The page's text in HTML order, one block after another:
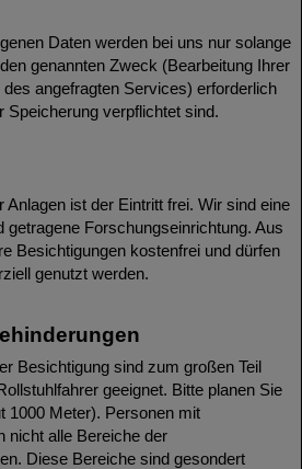
Daten werden bei uns nur solange
genannten Zweck (Bearbeitung Ihrer
angefragten Services) erforderlich
Speicherung verpflichtet sind.
Anlagen ist der Eintritt frei. Wir sind eine
getragene Forschungseinrichtung. Aus
Besichtigungen kostenfrei und dürfen
genutzt werden.
Besichtigung sind zum großen Teil
geeignet. Bitte planen Sie
1000 Meter). Personen mit
nicht alle Bereiche der
Diese Bereiche sind gesondert